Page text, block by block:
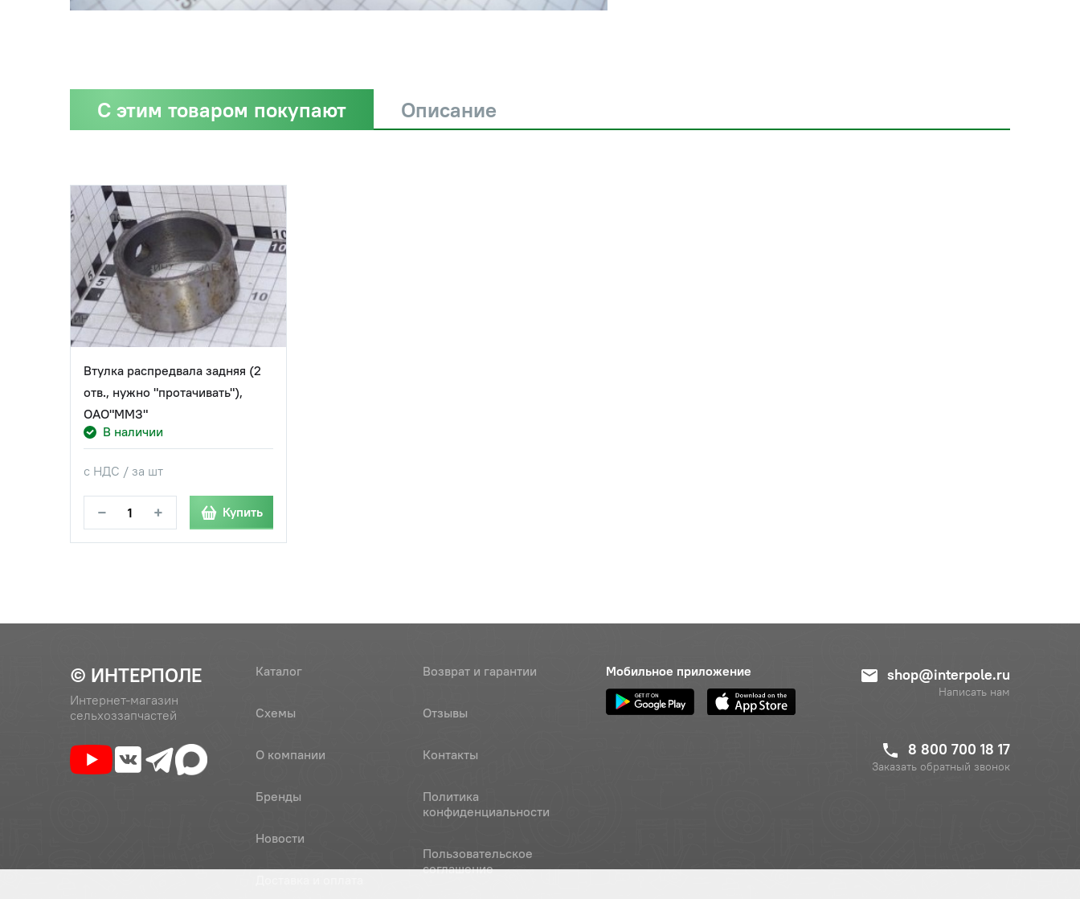
С этим товаром покупают Описание
Втулка распредвала задняя (2
отв., нужно "протачивать"),
ОАО"ММЗ"
В наличии
с НДС / за шт
− + Купить
© ИНТЕРПОЛЕ
Интернет-магазин
сельхоззапчастей
Каталог
Схемы
О компании
Бренды
Новости
Возврат и гарантии
Отзывы
Контакты
Политика
конфиденциальности
Пользовательское
соглашение
Мобильное приложение shop@interpole.ru
Написать нам
8 800 700 18 17
Заказать обратный звонок